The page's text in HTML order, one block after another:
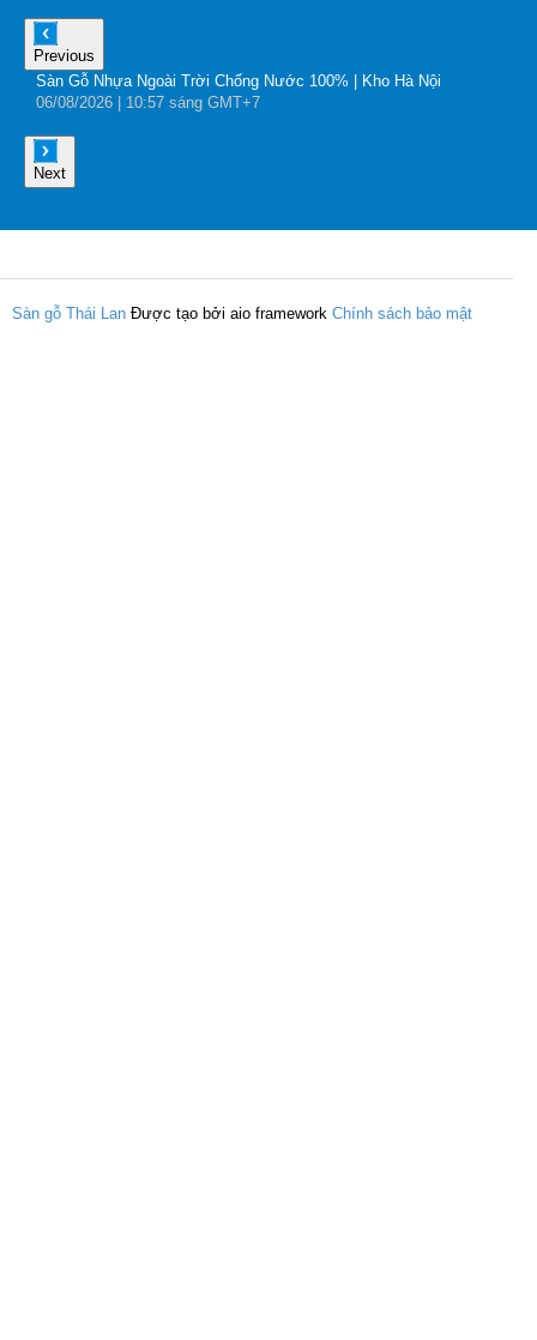
Previous
Sàn Gỗ Nhựa Ngoài Trời Chống Nước 100% | Kho Hà Nội
06/08/2026 | 10:57 sáng GMT+7
Next
Sàn gỗ Thái Lan Được tạo bởi aio framework Chính sách bảo mật